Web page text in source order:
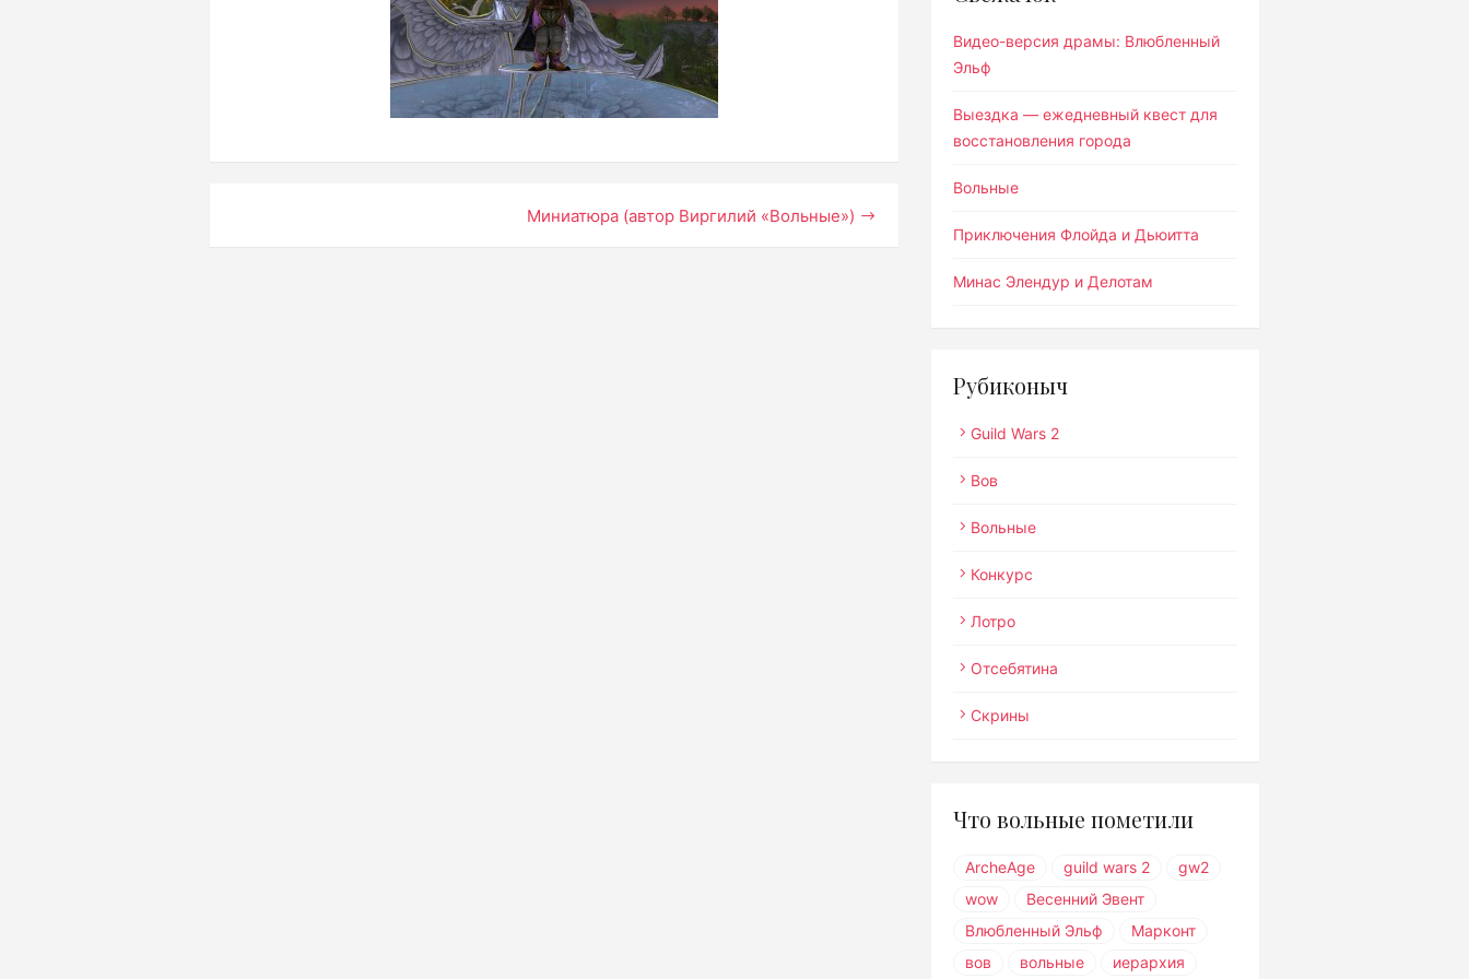
Миниатюра (автор Виргилий «Вольные»)
Видео-версия драмы: Влюбленный
Эльф
Выездка — ежедневный квест для
восстановления города
Вольные
Приключения Флойда и Дьюитта
Минас Элендур и Делотам
Рубиконыч
Guild Wars 2
Вов
Вольные
Конкурс
Лотро
Отсебятина
Скрины
Что вольные пометили
ArcheAge guild wars 2
gw2
wow
Весенний Эвент
Влюбленный Эльф
Марконт
вов
вольные иерархия